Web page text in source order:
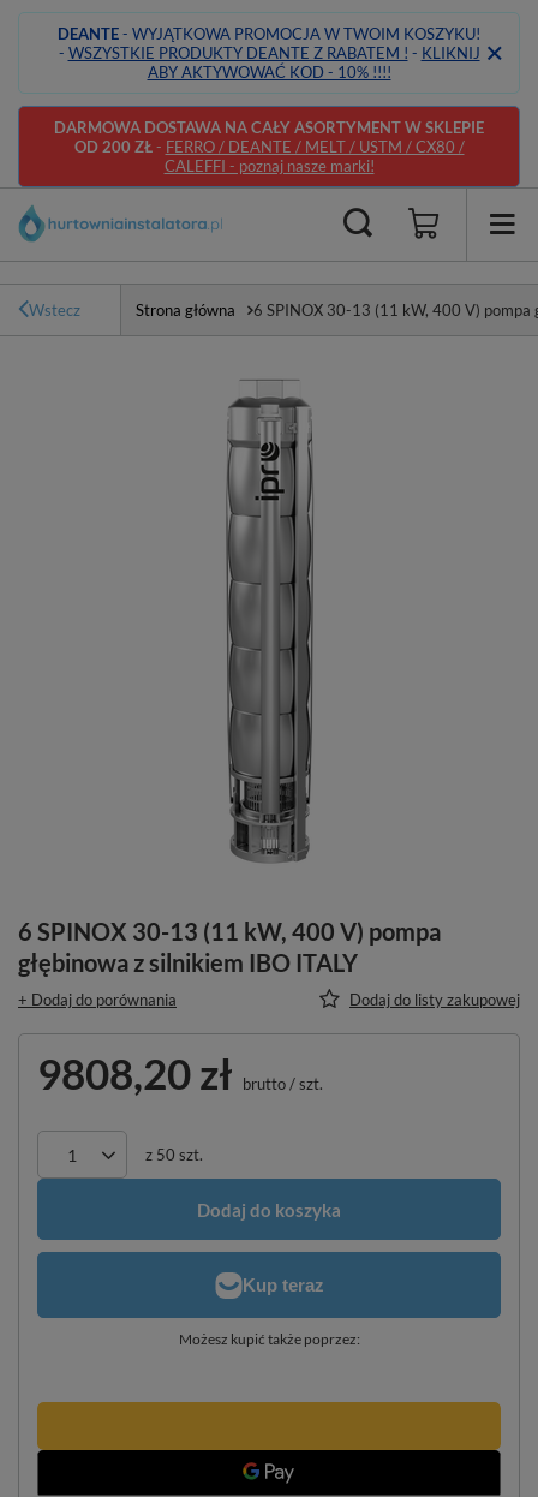
DEANTE- WYJĄTKOWA PROMOCJA W TWOIM KOSZYKU!
- WSZYSTKIE PRODUKTY DEANTE Z RABATEM ! - KLIKNIJ
ABY AKTYWOWAĆ KOD - 10% !!!!
DARMOWA DOSTAWA NA CAŁY ASORTYMENT W SKLEPIE
OD 200 ZŁ- FERRO / DEANTE / MELT / USTM / CX80 /
CALEFFI - poznaj nasze marki!
Wstecz Strona główna 6 SPINOX 30-13 (11 kW, 400 V) pompa
6 SPINOX 30-13 (11 kW, 400 V) pompa
głębinowa z silnikiem IBO ITALY
+ Dodaj do porównania Dodaj do listy zakupowej
9808,20 zł brutto/szt.
z 50 szt.
Dodaj do koszyka
Możesz kupić także poprzez: